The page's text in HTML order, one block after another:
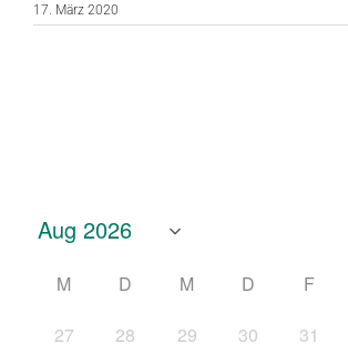
17. März 2020
M D M D F
27
28 29 30 31